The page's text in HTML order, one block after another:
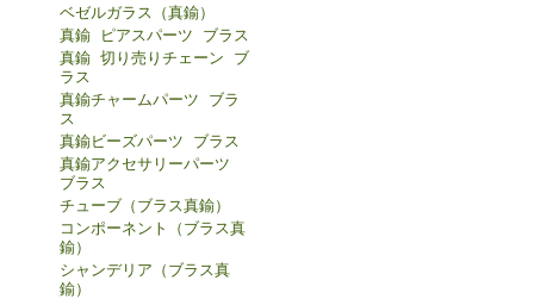
ベゼルガラス（真鍮）
真鍮 ピアスパーツ ブラス
真鍮 切り売りチェーン ブ
ラス
真鍮チャームパーツ ブラ
ス
真鍮ビーズパーツ ブラス
真鍮アクセサリーパーツ
ブラス
チューブ（ブラス真鍮）
コンポーネント（ブラス真
鍮）
シャンデリア（ブラス真
鍮）